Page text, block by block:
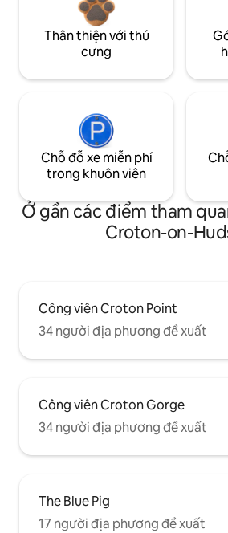
Thân thiện với thú
cưng
Chỗ đỗ xe miễn phí
trong khuôn viên
Ở gần các điểm tham
Croton-on-
Công viên Croton Point
34 người địa phương đề xuất
Công viên Croton Gorge
34 người địa phương đề xuất
The Blue Pig
17 người địa phương đề xuất